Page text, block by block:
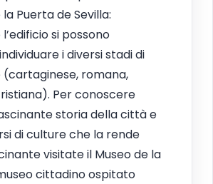
la Puerta de Sevilla:
si possono
i diversi stadi di
romana,
Per conoscere
storia della città e
di culture che la rende
visitate il Museo de la
cittadino ospitato